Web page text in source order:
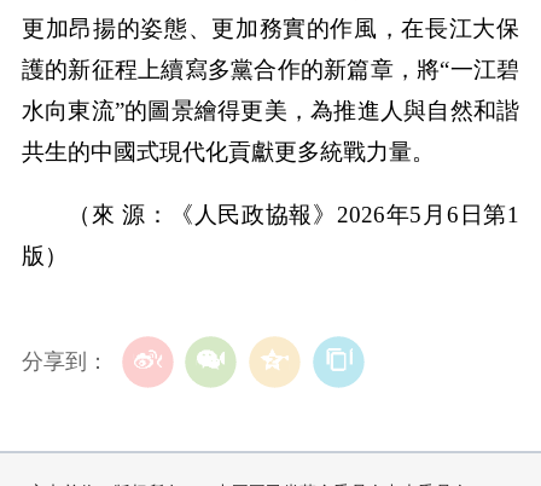
更加昂揚的姿態、更加務實的作風，在長江大保
護的新征程上續寫多黨合作的新篇章，將“一江碧
水向東流”的圖景繪得更美，為推進人與自然和諧
共生的中國式現代化貢獻更多統戰力量。
（來 源：《人民政協報》2026年5月6日第1
版）
分享到：